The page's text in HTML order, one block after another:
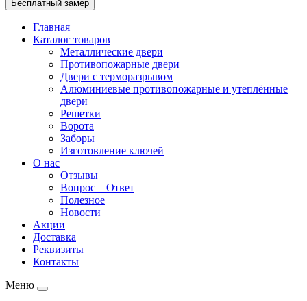
Бесплатный замер
Главная
Каталог товаров
Металлические двери
Противопожарные двери
Двери с терморазрывом
Алюминиевые противопожарные и утеплённые
двери
Решетки
Ворота
Заборы
Изготовление ключей
О нас
Отзывы
Вопрос – Ответ
Полезное
Новости
Акции
Доставка
Реквизиты
Контакты
Меню